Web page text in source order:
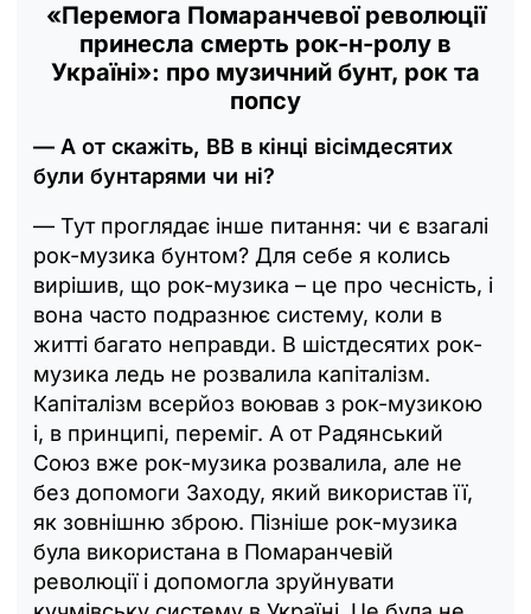
«Перемога Помаранчевої революції
принесла смерть рок-н-ролу в
Україні»: про музичний бунт, рок та
попсу
— А от скажіть, ВВ в кінці вісімдесятих
були бунтарями чи ні?
— Тут проглядає інше питання: чи є взагалі
рок-музика бунтом? Для себе я колись
вирішив, що рок-музика – це про чесність, і
вона часто подразнює систему, коли в
житті багато неправди. В шістдесятих рок-
музика ледь не розвалила капіталізм.
Капіталізм всерйоз воював з рок-музикою
і, в принципі, переміг. А от Радянський
Союз вже рок-музика розвалила, але не
без допомоги Заходу, який використав її,
як зовнішню зброю. Пізніше рок-музика
була використана в Помаранчевій
революції і допомогла зруйнувати